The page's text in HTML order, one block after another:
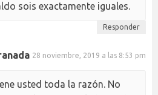
sois exactamente iguales.
Responder
28 noviembre, 2019 a las 8:53 pm
usted toda la razón. No